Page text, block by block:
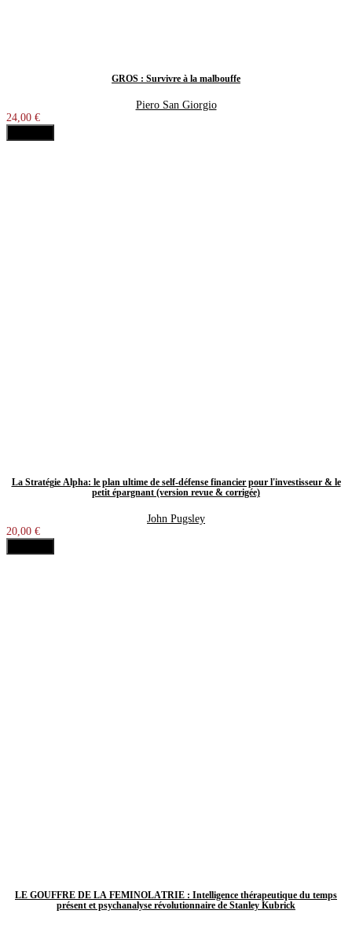
GROS : Survivre à la malbouffe
Piero San Giorgio
24,00 €
La Stratégie Alpha: le plan ultime de self-défense financier pour l'investisseur & le
petit épargnant (version revue & corrigée)
John Pugsley
20,00 €
LE GOUFFRE DE LA FÉMINOLÂTRIE : Intelligence thérapeutique du temps
présent et psychanalyse révolutionnaire de Stanley Kubrick